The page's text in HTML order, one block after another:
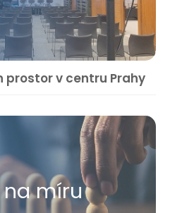
prostor v centru Prahy
na míru